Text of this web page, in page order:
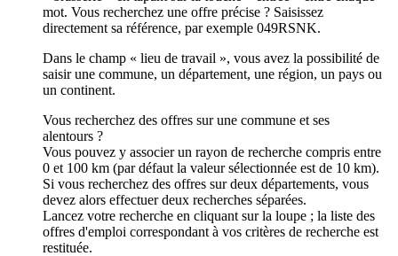
mot. Vous recherchez une offre précise ? Saisissez
directement sa référence, par exemple 049RSNK.
Dans le champ « lieu de travail », vous avez la possibilité de
saisir une commune, un département, une région, un pays ou
un continent.
Vous recherchez des offres sur une commune et ses
alentours ?
Vous pouvez y associer un rayon de recherche compris entre
0 et 100 km (par défaut la valeur sélectionnée est de 10 km).
Si vous recherchez des offres sur deux départements, vous
devez alors effectuer deux recherches séparées.
Lancez votre recherche en cliquant sur la loupe ; la liste des
offres d'emploi correspondant à vos critères de recherche est
restituée.